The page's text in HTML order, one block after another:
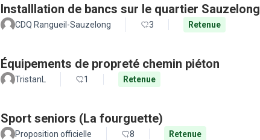
Installlation de bancs sur le quartier Sauzelong
CDQ Rangueil-Sauzelong 3 Retenue
Équipements de propreté chemin piéton
TristanL 1 Retenue
Sport seniors (La fourguette)
Proposition officielle 8 Retenue